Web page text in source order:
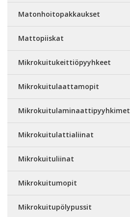
Matonhoitopakkaukset
Mattopiiskat
Mikrokuitukeittiöpyyhkeet
Mikrokuitulaattamopit
Mikrokuitulaminaattipyyhkimet
Mikrokuitulattialiinat
Mikrokuituliinat
Mikrokuitumopit
Mikrokuitupölypussit